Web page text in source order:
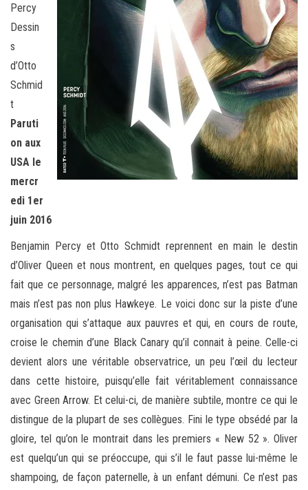
Percy
Dessin
s
d’Otto
Schmid
t
Paruti
on aux
USA le
mercr
edi 1er
juin 2016
Benjamin Percy et Otto Schmidt reprennent en main le destin
d’Oliver Queen et nous montrent, en quelques pages, tout ce qui
fait que ce personnage, malgré les apparences, n’est pas Batman
mais n’est pas non plus Hawkeye. Le voici donc sur la piste d’une
organisation qui s’attaque aux pauvres et qui, en cours de route,
croise le chemin d’une Black Canary qu’il connait à peine. Celle-ci
devient alors une véritable observatrice, un peu l’œil du lecteur
dans cette histoire, puisqu’elle fait véritablement connaissance
avec Green Arrow. Et celui-ci, de manière subtile, montre ce qui le
distingue de la plupart de ses collègues. Fini le type obsédé par la
gloire, tel qu’on le montrait dans les premiers « New 52 ». Oliver
est quelqu’un qui se préoccupe, qui s’il le faut passe lui-même le
shampoing, de façon paternelle, à un enfant démuni. Ce n’est pas